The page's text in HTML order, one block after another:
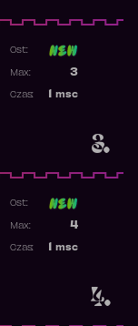
3.
Ost:
3
Max:
msc
Czas:
4.
Ost:
4
Max:
msc
Czas: